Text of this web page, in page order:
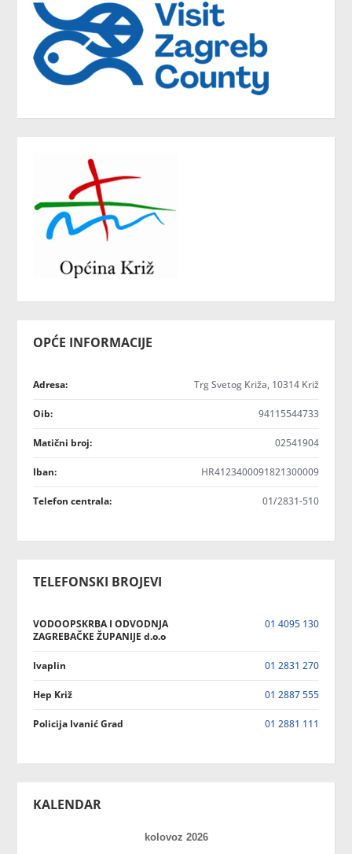
OPĆE INFORMACIJE
Adresa: Trg Svetog Križa, 10314 Križ
Oib: 94115544733
Matični broj: 02541904
Iban: HR4123400091821300009
Telefon centrala: 01/2831-510
TELEFONSKI BROJEVI
VODOOPSKRBA I ODVODNJA
ZAGREBAČKE ŽUPANIJE d.o.o
01 4095 130
Ivaplin 01 2831 270
Hep Križ 01 2887 555
Policija Ivanić Grad 01 2881 111
KALENDAR
kolovoz 2026